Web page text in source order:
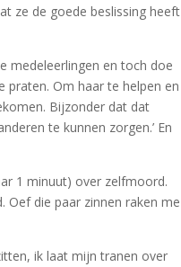
ze de goede beslissing heeft
medeleerlingen en toch doe
praten. Om haar te helpen en
Bijzonder dat dat
te kunnen zorgen.’ En
1 minuut) over zelfmoord.
Oef die paar zinnen raken me
ik laat mijn tranen over